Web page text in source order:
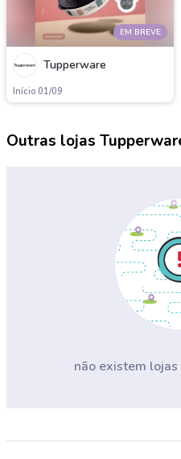
EM BREVE
Tupperware
Início 01/09
Outras lojas
não existem